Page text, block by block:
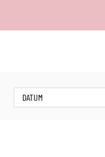
Wanneer